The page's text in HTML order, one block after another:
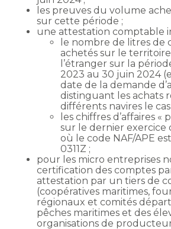
les preuves du volume
sur cette période ;
une attestation comptable
le nombre de litres de
achetés sur le
l’étranger sur la
2023 au 30 juin 2024
date de la demande
distinguant les achats
différents navires le
les chiffres d’affaires «
sur le dernier exercice
où le code NAF/APE
0311Z ;
pour les micro entreprises
certification des comptes
attestation par un tiers de
(coopératives maritimes,
régionaux et comités
pêches maritimes et des
organisations de